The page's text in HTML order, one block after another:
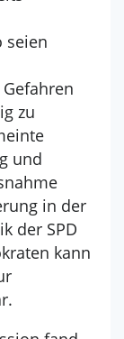
seien
zu
und
in der
der SPD
kann